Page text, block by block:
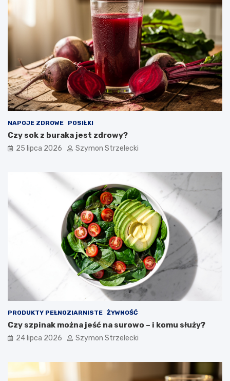
NAPOJE ZDROWE POSIŁKI
Czy sok z buraka jest zdrowy?
25 lipca 2026 Szymon Strzelecki
PRODUKTY PEŁNOZIARNISTE ŻYWNOŚĆ
Czy szpinak można jeść na surowo – i komu służy?
24 lipca 2026 Szymon Strzelecki